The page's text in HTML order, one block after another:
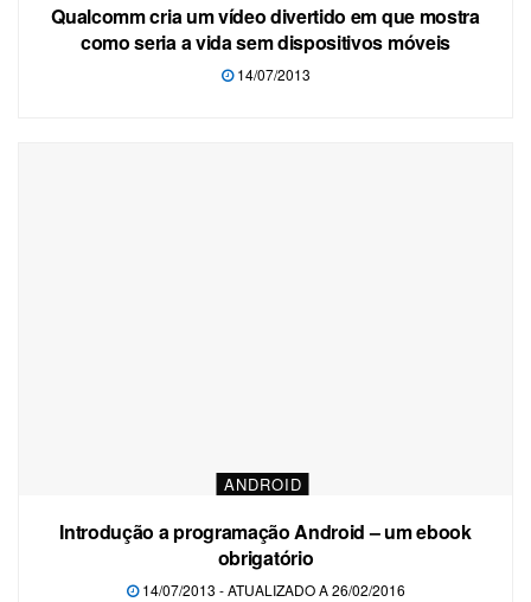
Qualcomm cria um vídeo divertido em que mostra
como seria a vida sem dispositivos móveis
14/07/2013
ANDROID
Introdução a programação Android – um ebook
obrigatório
14/07/2013 - ATUALIZADO A 26/02/2016